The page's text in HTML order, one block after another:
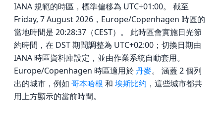
IANA 規範的時區，標準偏移為 UTC+01:00。 截至
Friday, 7 August 2026，Europe/Copenhagen 時區的
當地時間是 20:28:37（CEST）。 此時區會實施日光節
約時間，在 DST 期間調整為 UTC+02:00；切換日期由
IANA 時區資料庫設定，並由作業系統自動套用。
Europe/Copenhagen 時區適用於丹麥。 涵蓋 2 個列
出的城市，例如 哥本哈根 和 埃斯比约 ，這些城市都共
用上方顯示的當前時間。